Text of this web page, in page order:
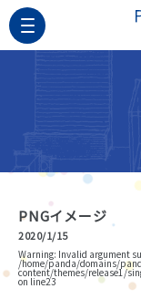
PNGイメージ
2020/1/15
Warning: Invalid argument
/home/panda/domains/
content/themes/release1/
on line23